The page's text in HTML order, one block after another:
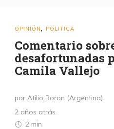
OPINIÓN POLITICA
Comentario
desafortunadas
Camila Vallejo
por Atilio Boron (Argentina)
2 años atrás
2 min